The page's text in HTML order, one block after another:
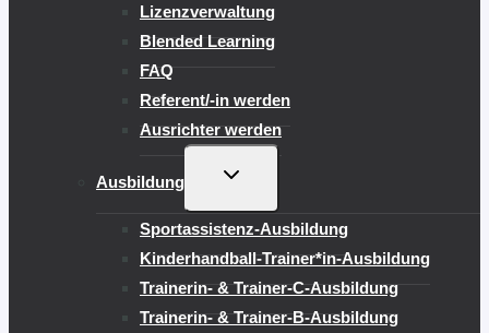
Lizenzverwaltung
Blended Learning
FAQ
Referent/-in werden
Ausrichter werden
Ausbildung
UNTERMENÜ
Sportassistenz-Ausbildung
Kinderhandball-Trainer*in-Ausbildung
Trainerin- & Trainer-C-Ausbildung
Trainerin- & Trainer-B-Ausbildung